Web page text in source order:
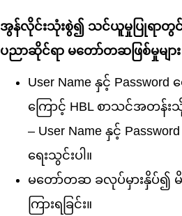
အွန်လိုင်းသုံးစွဲ၍ သင်ယူမှုပြုရာတွ
ပညာဆိုင်ရာ မတော်တဆဖြစ်မှုများ
User Name နှင့် Password
ကြောင့် HBL စာသင်အတန်း
– User Name နှင့်
ရေးသွင်းပါ။
မတော်တဆ ခလုပ်မှားနှိပ်
ကြားရခြင်း။